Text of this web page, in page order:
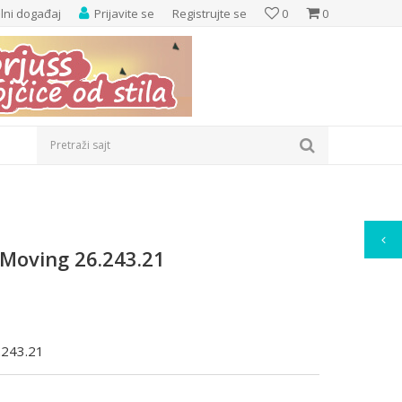
0
0
Prijavite se Registrujte se
događaj
Pretraži sajt
26.243.21